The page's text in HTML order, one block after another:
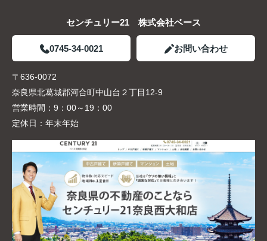
センチュリー21 株式会社ベース
0745-34-0021 お問い合わせ
〒636-0072
奈良県北葛城郡河合町中山台２丁目12-9
営業時間： 9：00～19：00
定休日： 年末年始